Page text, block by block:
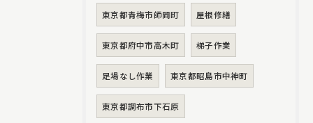
東京都青梅市師岡町 屋根修繕
東京都府中市高木町 梯子作業
足場なし作業 東京都昭島市中神町
東京都調布市下石原